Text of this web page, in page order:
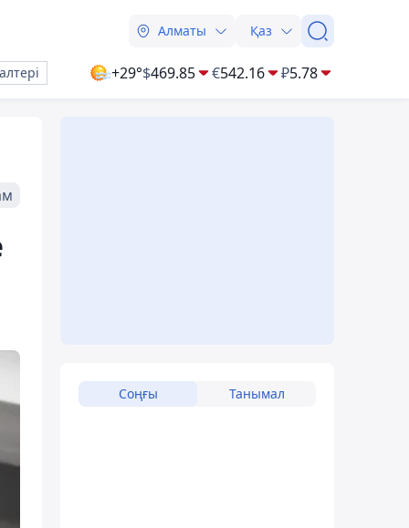
Алматы Қаз
+29°$469.85 €542.16 ₽5.78
Соңғы Танымал